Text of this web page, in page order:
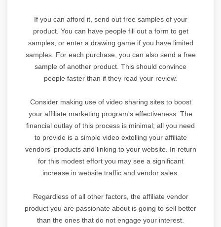
If you can afford it, send out free samples of your
product. You can have people fill out a form to get
samples, or enter a drawing game if you have limited
samples. For each purchase, you can also send a free
sample of another product. This should convince
people faster than if they read your review.
Consider making use of video sharing sites to boost
your affiliate marketing program's effectiveness. The
financial outlay of this process is minimal; all you need
to provide is a simple video extolling your affiliate
vendors' products and linking to your website. In return
for this modest effort you may see a significant
increase in website traffic and vendor sales.
Regardless of all other factors, the affiliate vendor
product you are passionate about is going to sell better
than the ones that do not engage your interest.